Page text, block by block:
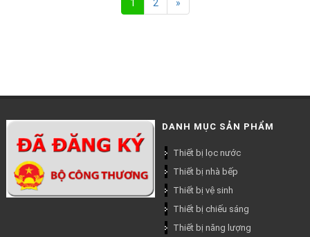
1 2 »
DANH MỤC SẢN PHẨM
Thiết bị lọc nước
Thiết bị nhà bếp
Thiết bị vệ sinh
Thiết bị chiếu sáng
Thiết bị năng lượng